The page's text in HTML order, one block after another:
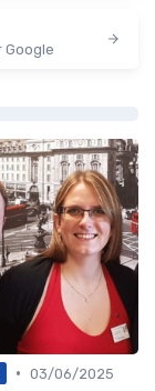
• 03/06/2025